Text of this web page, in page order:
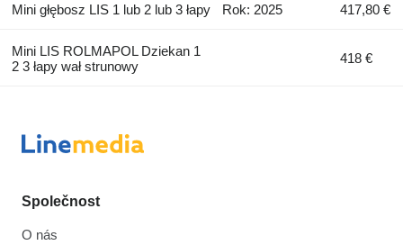
Mini głębosz LIS 1 lub 2 lub 3 łapy Rok: 2025 417,80 €
Mini LIS ROLMAPOL Dziekan 1
2 3 łapy wał strunowy
418 €
Společnost
O nás